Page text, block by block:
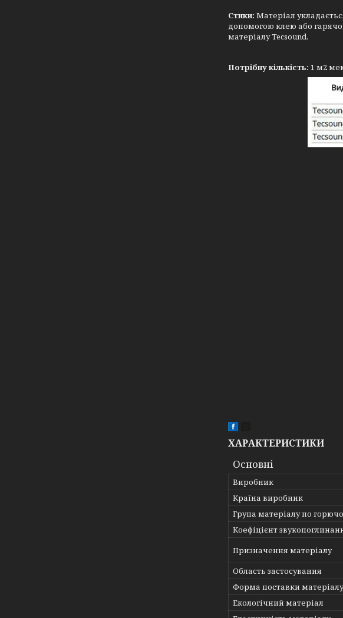
Стики: Матеріал
допомогою клею або
матеріалу Tecsound.
Потрібну кількість: 1 м2
ХАРАКТЕРИСТИКИ
Основні
Виробник
Країна виробник
Група матеріалу по
Коефіцієнт
Призначення матеріалу
Область застосування
Форма поставки матеріалу
Екологічний матеріал